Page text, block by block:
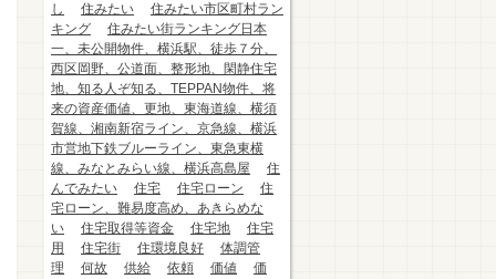
し
住みたい
住みたい市区町村ラン
キング
住みたい街ランキング日本
一、未公開物件、横浜駅、徒歩７分、
西区岡野、公道面、整形地、閑静住宅
地、知る人ぞ知る、TEPPAN物件、将
来の資産価値、更地、東海道線、横須
賀線、湘南新宿ライン、京急線、横浜
市営地下鉄ブルーライン、東急東横
線、みなとみらい線、横浜高島屋
住
んでみたい
住宅 住宅ローン
住
宅ローン、難易度高め、あきらめな
い
住宅取得等資金 住宅地
住宅
用
住宅街 住環境良好
体調管
理
何故 供給 依頼 価値
価